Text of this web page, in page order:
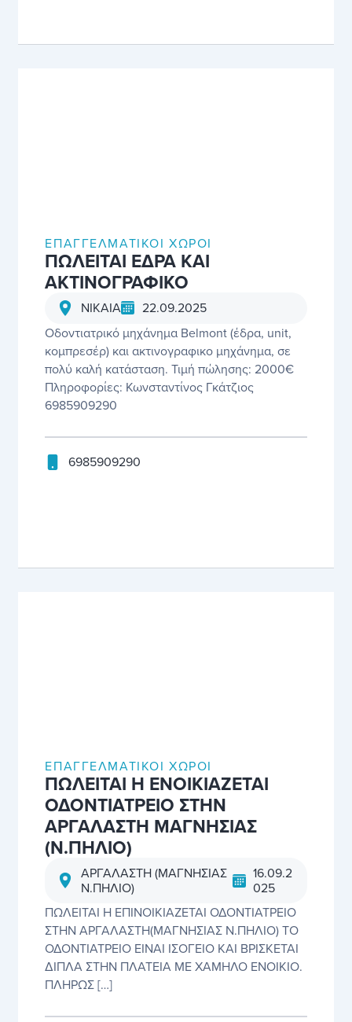
ΕΠΑΓΓΕΛΜΑΤΙΚΟΊ ΧΏΡΟΙ
ΠΩΛΕΙΤΑΙ ΕΔΡΑ ΚΑΙ
ΑΚΤΙΝΟΓΡΑΦΙΚΟ
ΝΙΚΑΙΑ
22.09.2025
Οδοντιατρικό μηχάνημα Βelmont (έδρα, unit,
κομπρεσέρ) και ακτινογραφικο μηχάνημα, σε
πολύ καλή κατάσταση. Τιμή πώλησης: 2000€
Πληροφορίες: Κωνσταντίνος Γκάτζιος
6985909290
6985909290
ΕΠΑΓΓΕΛΜΑΤΙΚΟΊ ΧΏΡΟΙ
ΠΩΛΕΙΤΑΙ Η ΕΝΟΙΚΙΑΖΕΤΑΙ
ΟΔΟΝΤΙΑΤΡΕΙΟ ΣΤΗΝ
ΑΡΓΑΛΑΣΤΗ ΜΑΓΝΗΣΙΑΣ
(Ν.ΠΗΛΙΟ)
ΑΡΓΑΛΑΣΤΗ (ΜΑΓΝΗΣΙΑΣ
Ν.ΠΗΛΙΟ)
16.09.2
025
ΠΩΛΕΙΤΑΙ Η ΕΠΙΝΟΙΚΙΑΖΕΤΑΙ ΟΔΟΝΤΙΑΤΡΕΙΟ
ΣΤΗΝ ΑΡΓΑΛΑΣΤΗ(ΜΑΓΝΗΣΙΑΣ Ν.ΠΗΛΙΟ) ΤΟ
ΟΔΟΝΤΙΑΤΡΕΙΟ ΕΙΝΑΙ ΙΣΟΓΕΙΟ ΚΑΙ ΒΡΙΣΚΕΤΑΙ
ΔΙΠΛΑ ΣΤΗΝ ΠΛΑΤΕΙΑ ΜΕ ΧΑΜΗΛΟ ΕΝΟΙΚΙΟ.
ΠΛΗΡΩΣ […]